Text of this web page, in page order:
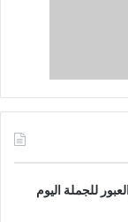
للجملة اليوم